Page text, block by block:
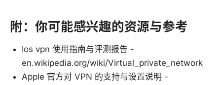
附：你可能感兴趣的资源与参考
Ios vpn 使用指南与评测报告 -
en.wikipedia.org/wiki/Virtual_private_network
Apple 官方对 VPN 的支持与设置说明 -